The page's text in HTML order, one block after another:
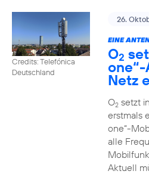
Credits: Telefónica
Deutschland
26.
EINE
O2
Netz
O2setzt
erstmals
one“-
alle
Aktuell